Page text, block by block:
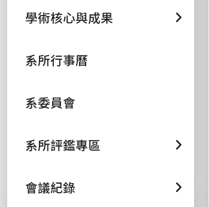
學術核心與成果
系所行事曆
系委員會
系所評鑑專區
會議紀錄